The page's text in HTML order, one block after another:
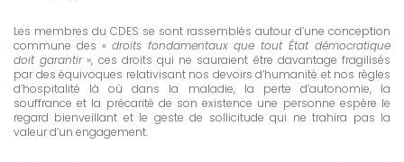
Les membres du CDES se sont rassemblés autour d’une conception
commune des « droits fondamentaux que tout État démocratique
doit garantir», ces droits qui ne sauraient être davantage fragilisés
par des équivoques relativisant nos devoirs d’humanité et nos règles
d’hospitalité là où dans la maladie, la perte d’autonomie, la
souffrance et la précarité de son existence une personne espère le
regard bienveillant et le geste de sollicitude qui ne trahira pas la
valeur d’un engagement.